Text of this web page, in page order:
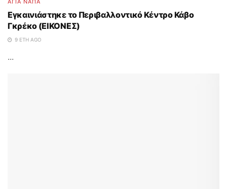
ΑΓΙΑ ΝΑΠΑ
Εγκαινιάστηκε το Περιβαλλοντικό Κέντρο Κάβο
Γκρέκο (ΕΙΚΟΝΕΣ)
9 ΈΤΗ AGO
...